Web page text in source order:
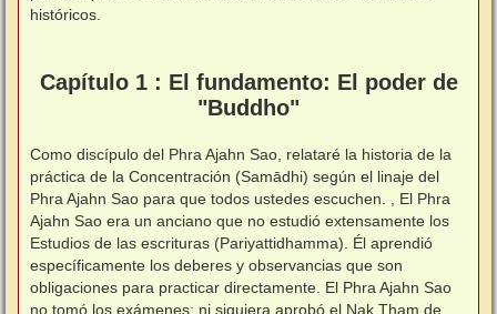
históricos.
Capítulo 1 : El fundamento: El poder de
"Buddho"
Como discípulo del Phra Ajahn Sao, relataré la historia de la
práctica de la Concentración (Samādhi) según el linaje del
Phra Ajahn Sao para que todos ustedes escuchen. , El Phra
Ajahn Sao era un anciano que no estudió extensamente los
Estudios de las escrituras (Pariyattidhamma). Él aprendió
específicamente los deberes y observancias que son
obligaciones para practicar directamente. El Phra Ajahn Sao
no tomó los exámenes; ni siquiera aprobó el Nak Tham de